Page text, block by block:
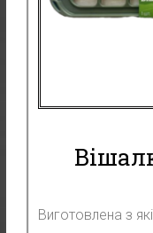
Виготовлена з